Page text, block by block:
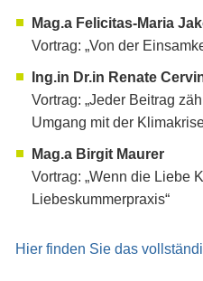
Mag.a Felicitas-Maria
Vortrag: „Von der
Ing.in Dr.in Renate
Vortrag: „Jeder Beitrag
Umgang mit der
Mag.a Birgit Maurer
Vortrag: „Wenn die Liebe
Liebeskummerpraxis“
Hier finden Sie das